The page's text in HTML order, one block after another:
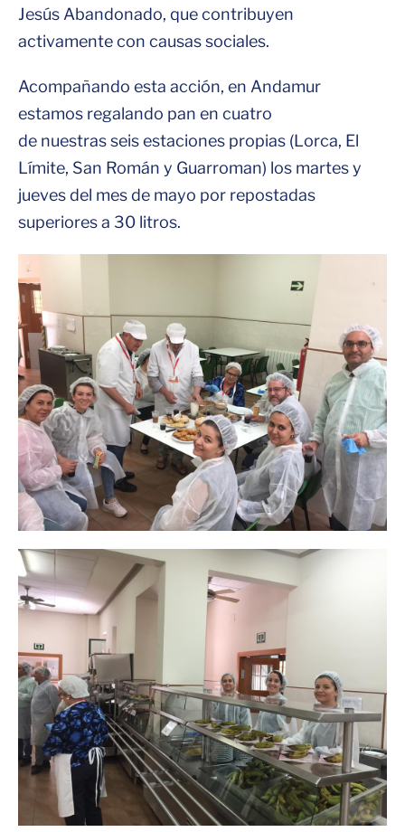
Jesús Abandonado, que contribuyen
activamente con causas sociales.
Acompañando esta acción, en Andamur
estamos regalando pan en cuatro
de nuestras seis estaciones propias (Lorca, El
Límite, San Román y Guarroman) los martes y
jueves del mes de mayo por repostadas
superiores a 30 litros.